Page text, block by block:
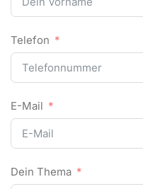
Telefon
E-Mail
Dein Thema